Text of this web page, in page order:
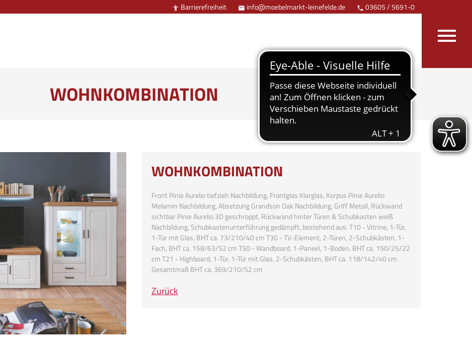
 Barrierefreiheit  info@moebelmarkt-leinefelde.de  03605 / 5691-0
WOHNKOMBINATION
WOHNKOMBINATION
Front Pinie Aurelio tiefzieh Nachbildung, Frontglas Klarglas, Korpus Pinie Aurelio
Melamin Nachbildung, Absetzung Grandson Oak Nachbildung, Griff Metall, Rückwand
sichtbar Pinie Aurelio 3D geschroppt, Rückwand hinter Türen & Schubkasten weiß
Nachbildung, Schubkastenunterführung gedämpft, bestehend aus: T10 - Vitrine, 1-Tür,
1-Tür mit Glas, BHT ca. 73/210/40 cm T30 - TV-Element, 2-Türen, 2-Schubkästen, 1-
Fach, BHT ca. 158/63/52 cm T50 - Wandboard, 1-Paneel, 1-Boden, BHT ca. 150/25/22
cm T21 - Highboard, 1-Tür, 1-Tür mit Glas, 2-Schubkästen, BHT ca. 118/142/40 cm
Gesamtmaß BHT ca. 369/210/52 cm
Zurück